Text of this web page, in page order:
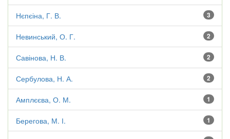
3
Нєпєіна, Г. В.
2
Невинський, О. Г.
2
Савінова, Н. В.
2
Сербулова, Н. А.
1
Амплєєва, О. М.
1
Берегова, М. І.